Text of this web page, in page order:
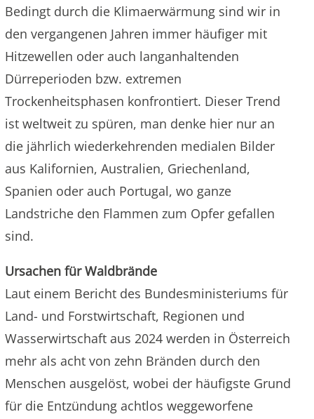
Bedingt durch die Klimaerwärmung sind wir in
den vergangenen Jahren immer häufiger mit
Hitzewellen oder auch langanhaltenden
Dürreperioden bzw. extremen
Trockenheitsphasen konfrontiert. Dieser Trend
ist weltweit zu spüren, man denke hier nur an
die jährlich wiederkehrenden medialen Bilder
aus Kalifornien, Australien, Griechenland,
Spanien oder auch Portugal, wo ganze
Landstriche den Flammen zum Opfer gefallen
sind.
Ursachen für Waldbrände
Laut einem Bericht des Bundesministeriums für
Land- und Forstwirtschaft, Regionen und
Wasserwirtschaft aus 2024 werden in Österreich
mehr als acht von zehn Bränden durch den
Menschen ausgelöst, wobei der häufigste Grund
für die Entzündung achtlos weggeworfene